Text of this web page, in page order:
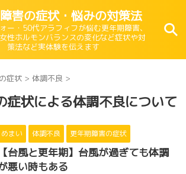
害の症状・悩みの対策法
ー・50代アラフィフが悩む更年期障害、
性ホルモンバランスの変化など症状や対
策法など実体験を伝えます
症状 > 体調不良 >
症状による体調不良について
めまい 体調不良 更年期障害の症状
【台風と更年期】台風が過ぎても体調
悪い時もある